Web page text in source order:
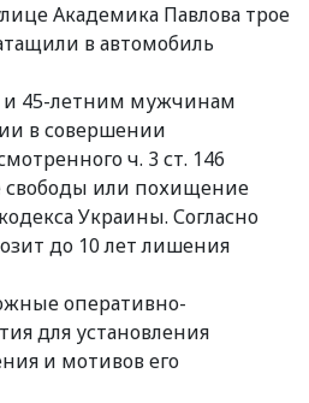
Академика Павлова трое
в автомобиль
и 45-летним мужчинам
в совершении
ч. 3 ст. 146
свободы или похищение
Украины. Согласно
до 10 лет лишения
оперативно-
для установления
и мотивов его